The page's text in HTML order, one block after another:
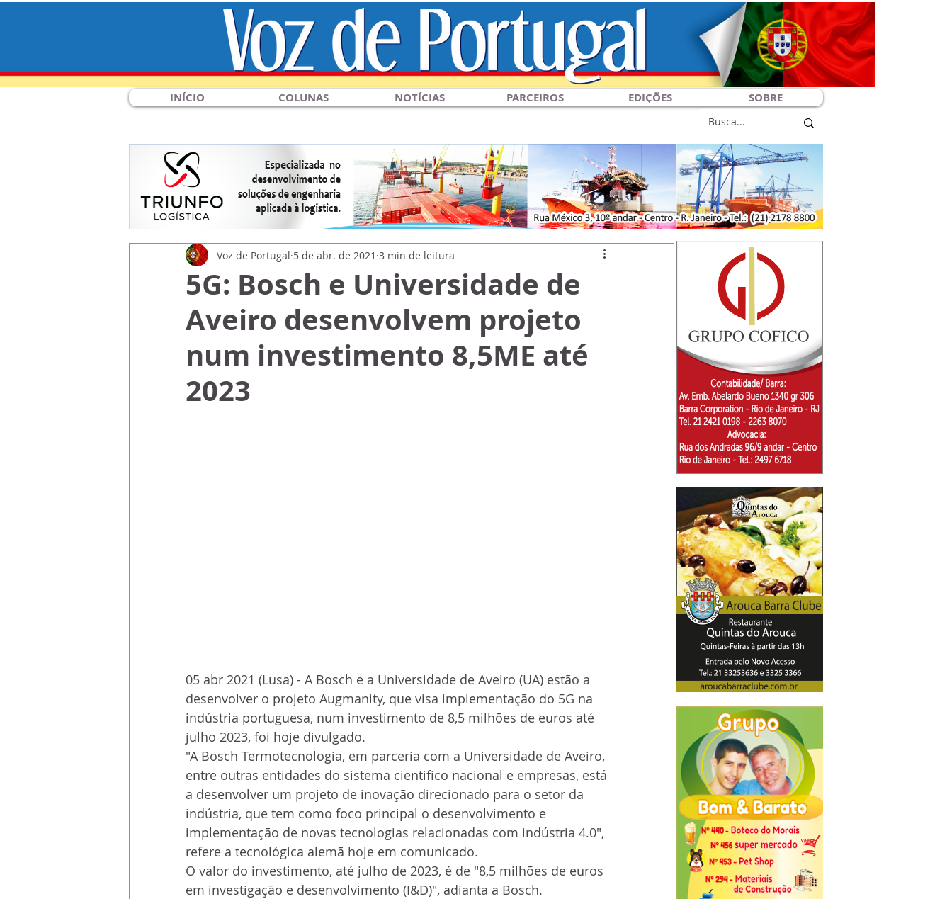
INÍCIO COLUNAS NOTÍCIAS PARCEIROS EDIÇÕES SOBRE
5G: Bosch e Universidade de
Aveiro desenvolvem projeto
num investimento 8,5ME até
2023
Voz de Portugal 5 de abr. de 2021 3 min de leitura
05 abr 2021 (Lusa) - A Bosch e a Universidade de Aveiro (UA) estão a
desenvolver o projeto Augmanity, que visa implementação do 5G na
indústria portuguesa, num investimento de 8,5 milhões de euros até
julho 2023, foi hoje divulgado.
"A Bosch Termotecnologia, em parceria com a Universidade de Aveiro,
entre outras entidades do sistema cientifico nacional e empresas, está
a desenvolver um projeto de inovação direcionado para o setor da
indústria, que tem como foco principal o desenvolvimento e
implementação de novas tecnologias relacionadas com indústria 4.0",
refere a tecnológica alemã hoje em comunicado.
O valor do investimento, até julho de 2023, é de "8,5 milhões de euros
em investigação e desenvolvimento (I&D)", adianta a Bosch.